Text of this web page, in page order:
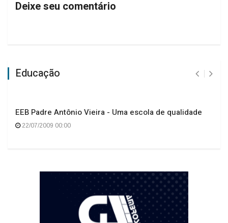
Deixe seu comentário
Educação
EEB Padre Antônio Vieira - Uma escola de qualidade
22/07/2009 00:00